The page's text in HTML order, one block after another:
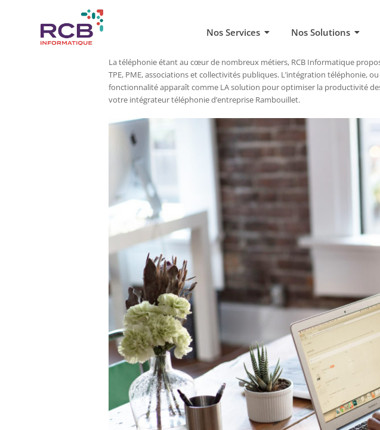
Nos Services Nos Solutions
La téléphonie étant au cœur de nombreux métiers, RCB Informatique
TPE, PME, associations et collectivités publiques. L’intégration téléphonie,
fonctionnalité apparaît comme LA solution pour optimiser la productivité
votre intégrateur téléphonie d’entreprise Rambouillet.